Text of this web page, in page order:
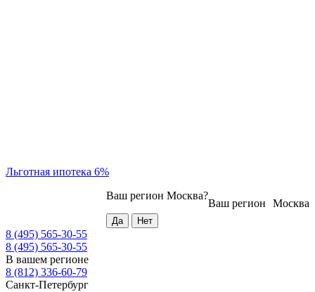
Льготная ипотека 6%
Москва
Ваш регион
Ваш регион Москва?
8 (495) 565-30-55
8 (495) 565-30-55
В вашем регионе
8 (812) 336-60-79
Санкт-Петербург